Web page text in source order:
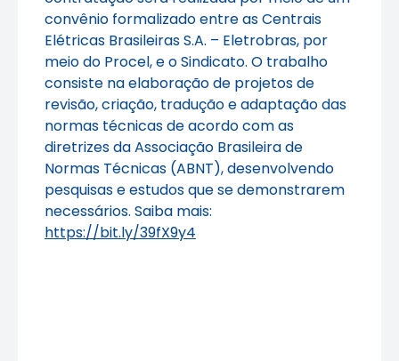
convênio formalizado entre as Centrais
Elétricas Brasileiras S.A. – Eletrobras, por
meio do Procel, e o Sindicato. O trabalho
consiste na elaboração de projetos de
revisão, criação, tradução e adaptação das
normas técnicas de acordo com as
diretrizes da Associação Brasileira de
Normas Técnicas (ABNT), desenvolvendo
pesquisas e estudos que se demonstrarem
necessários. Saiba mais:
https://bit.ly/39fX9y4